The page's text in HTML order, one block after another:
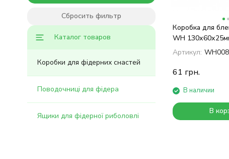
Коробка для
WH
Артикул: WH008
61 грн.
В наличии
В
Сбросить фильтр
Каталог товаров
Коробки для фідерних снастей
Поводочниці для фідера
Ящики для фідерної риболовлі